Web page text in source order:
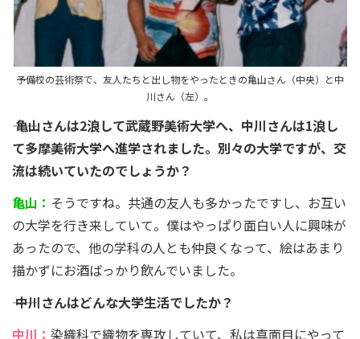
予備校の芸術祭で、友人たちと出し物をやったときの亀山さん（中央）と中
川さん（左）。
―― 亀山さんは2浪して武蔵野美術大学へ、中川さんは1浪し
て多摩美術大学へ進学されました。別々の大学ですが、交
流は続いていたのでしょうか？
亀山： そうですね。共通の友人も多かったですし、お互い
の大学を行き来していて。僕はやっぱり面白い人に興味が
あったので、他の学科の人とも仲良くなって、絵はあまり
描かずにお酒ばっかり飲んでいました。
―― 中川さんはどんな大学生活でしたか？
中川： 染織科で織物を専攻していて、私は真面目にやって